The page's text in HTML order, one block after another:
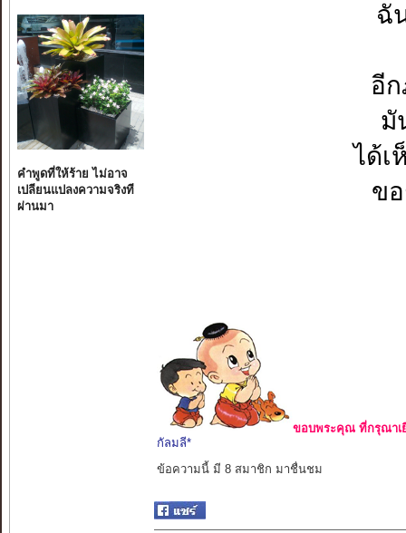
คำพูดที่ให้ร้าย ไม่อาจ
เปลียนแปลงความจริงที
ผ่านมา
ฉั
อี
มั
ได้เ
ข
ขอบพระคุณ ที่กรุณาเ
กัลมลี*
ข้อความนี้ มี 8 สมาชิก มาชื่นชม